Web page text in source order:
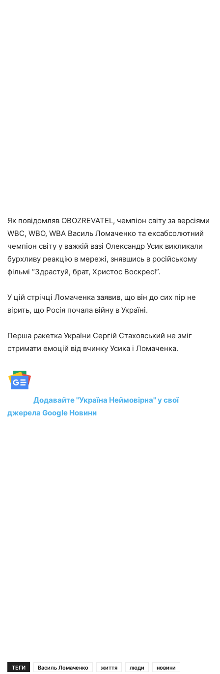
Як повідомляв OBOZREVATEL, чемпіон світу за версіями
WBC, WBO, WBA Василь Ломаченко та ексабсолютний
чемпіон світу у важкій вазі Олександр Усик викликали
бурхливу реакцію в мережі, знявшись в російському
фільмі “Здрастуй, брат, Христос Воскрес!”.
У цій стрічці Ломаченка заявив, що він до сих пір не
вірить, що Росія почала війну в Україні.
Перша ракетка України Сергій Стаховський не зміг
стримати емоцій від вчинку Усика і Ломаченка.
Додавайте "Україна Неймовірна" у свої
джерела Google Новини
ТЕГИ Василь Ломаченко життя люди
новини